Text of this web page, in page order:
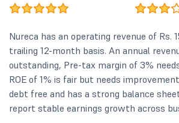
Nureca has an operating revenue of Rs.
trailing 12-month basis. An annual
outstanding, Pre-tax margin of 3%
ROE of 1% is fair but needs
debt free and has a strong balance
report stable earnings growth across